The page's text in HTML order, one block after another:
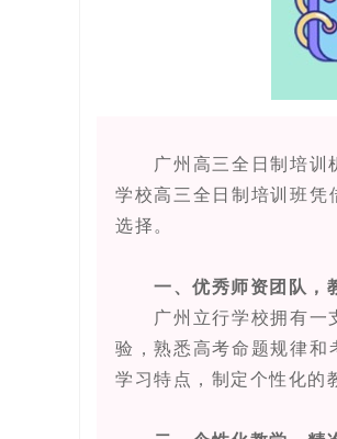
广州高三全日制培训机
学校高三全日制培训班凭
选择。
一、优秀师资团队，
广州立行学校拥有一支
验，熟悉高考命题规律和
学习特点，制定个性化的